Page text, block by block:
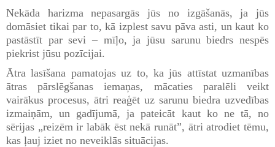
Nekāda harizma nepasargās jūs no izgāšanās, ja jūs
domāsiet tikai par to, kā izplest savu pāva asti, un kaut ko
pastāstīt par sevi – mīļo, ja jūsu sarunu biedrs nespēs
piekrist jūsu pozīcijai.
Ātra lasīšana pamatojas uz to, ka jūs attīstat uzmanības
ātras pārslēgšanas iemaņas, mācaties paralēli veikt
vairākus procesus, ātri reaģēt uz sarunu biedra uzvedības
izmaiņām, un gadījumā, ja pateicāt kaut ko ne tā, no
sērijas „reizēm ir labāk ēst nekā runāt”, ātri atrodiet tēmu,
kas ļauj iziet no neveiklās situācijas.